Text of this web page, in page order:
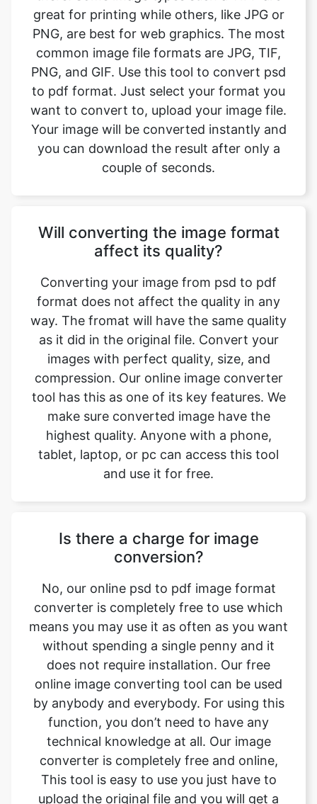
PNG, and GIF. Use this tool to convert psd
to pdf format. Just select your format you
want to convert to, upload your image file.
Your image will be converted instantly and
you can download the result after only a
couple of seconds.
Will converting the image format
format does not affect the quality in any
way. The fromat will have the same quality
as it did in the original file. Convert your
images with perfect quality, size, and
compression. Our online image converter
tool has this as one of its key features. We
make sure converted image have the
highest quality. Anyone with a phone,
tablet, laptop, or pc can access this tool
and use it for free.
Is there a charge for image
converter is completely free to use which
means you may use it as often as you want
without spending a single penny and it
does not require installation. Our free
online image converting tool can be used
by anybody and everybody. For using this
function, you don’t need to have any
technical knowledge at all. Our image
converter is completely free and online,
This tool is easy to use you just have to
upload the original file and you will get a
converted pdf image format file.